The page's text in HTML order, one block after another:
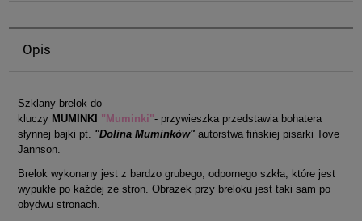
Opis
Szklany brelok do
kluczy MUMINKI "Muminki"- przywieszka przedstawia bohatera
słynnej bajki pt. "Dolina Muminków" autorstwa fińskiej pisarki Tove
Jannson.
Brelok wykonany jest z bardzo grubego, odpornego szkła, które jest
wypukłe po każdej ze stron. Obrazek przy breloku jest taki sam po
obydwu stronach.